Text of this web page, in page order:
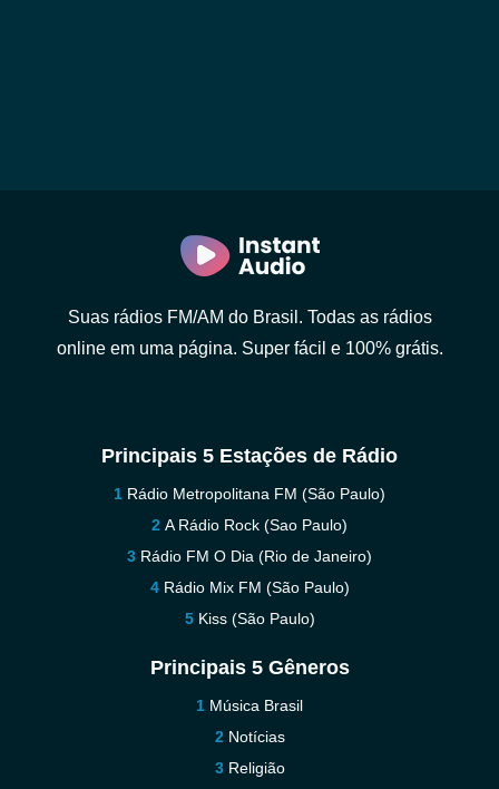
Suas rádios FM/AM do Brasil. Todas as rádios
online em uma página. Super fácil e 100% grátis.
Principais 5 Estações de Rádio
Rádio Metropolitana FM (São Paulo)
A Rádio Rock (Sao Paulo)
Rádio FM O Dia (Rio de Janeiro)
Rádio Mix FM (São Paulo)
Kiss (São Paulo)
Principais 5 Gêneros
Música Brasil
Notícias
Religião